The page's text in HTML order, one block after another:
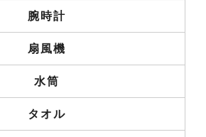
腕時計
扇風機
水筒
タオル